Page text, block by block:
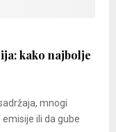
kako najbolje
mnogi
ili da gube